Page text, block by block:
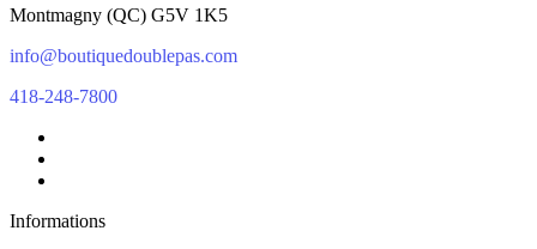
Montmagny (QC) G5V 1K5
info@boutiquedoublepas.com
418-248-7800
Informations